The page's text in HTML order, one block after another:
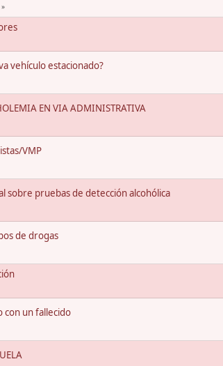
vehículo estacionado?
EN VIA ADMINISTRATIVA
VMP
sobre pruebas de detección alcohólica
de drogas
con un fallecido